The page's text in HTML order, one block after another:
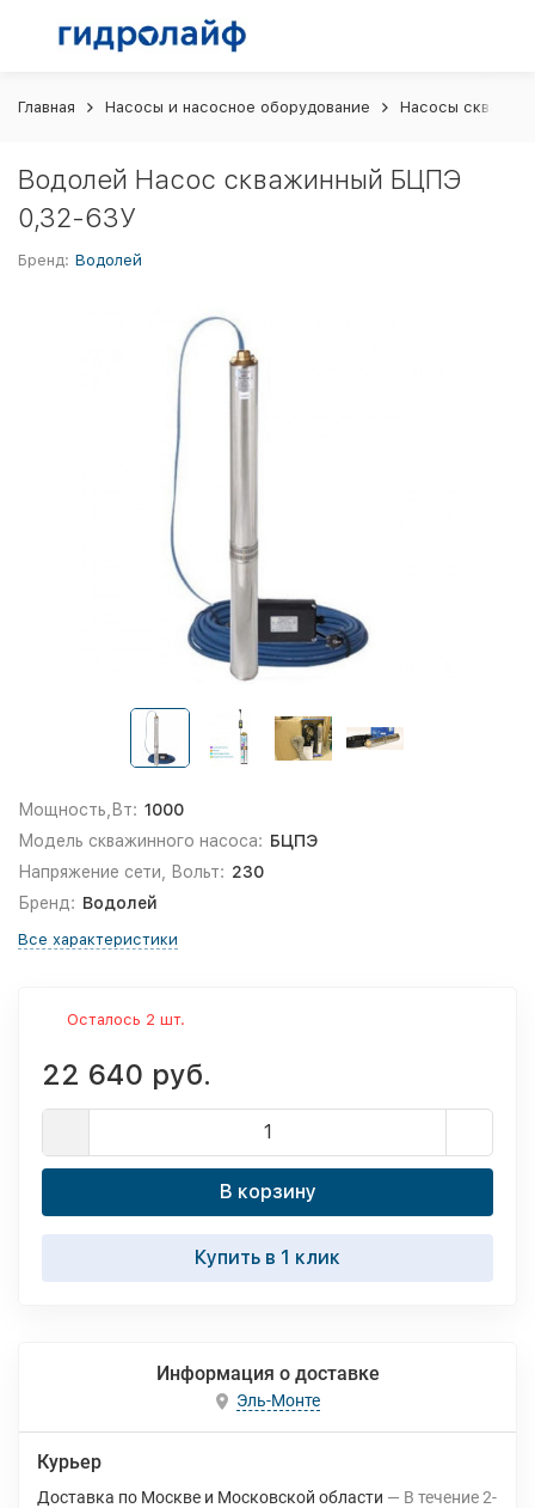
Главная Насосы и насосное оборудование Насосы
Водолей Насос скважинный БЦПЭ
0,32-63У
Бренд: Водолей
Мощность,Вт: 1000
Модель скважинного насоса: БЦПЭ
Напряжение сети, Вольт: 230
Бренд: Водолей
Все характеристики
Осталось 2 шт.
22 640 руб.
В корзину
Купить в 1 клик
Информация о доставке
Эль-Монте
Курьер
Доставка по Москве и Московской области В течение2-